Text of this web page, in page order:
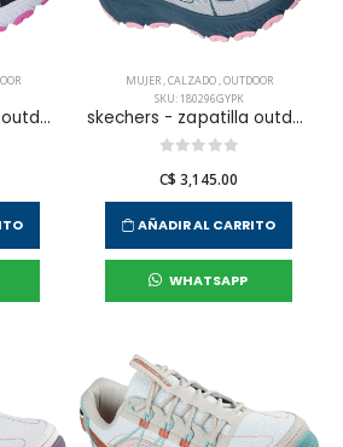
skechers - zapatilla outdoor hillcrest 2.0 para mujer
MUJER,CALZADO,OUTDOOR
SKU: 180296GYPK
skechers - zapatilla outdoor hillcrest 2.0 para mujer
C$ 3,145.00
AÑADIR AL CARRITO
WHATSAPP